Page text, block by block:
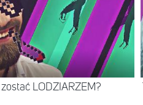
LODZIARZEM?